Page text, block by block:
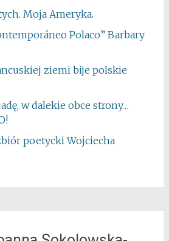
Moja Ameryka.
Polaco” Barbary
ziemi bije polskie
w dalekie obce strony…
poetycki Wojciecha